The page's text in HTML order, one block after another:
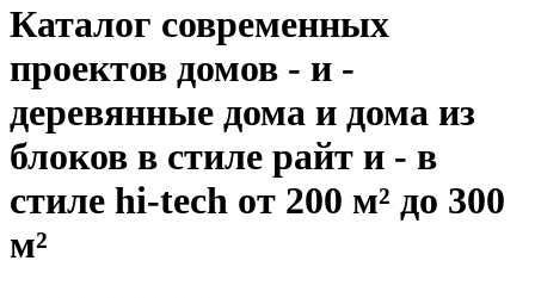
Каталог современных
проектов домов - и -
деревянные дома и дома из
блоков в стиле райт и - в
стиле hi-tech от 200 м² до 300
м²